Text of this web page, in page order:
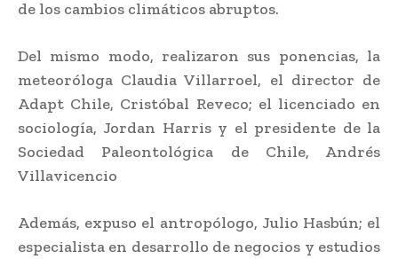
de los cambios climáticos abruptos.
Del mismo modo, realizaron sus ponencias, la
meteoróloga Claudia Villarroel, el director de
Adapt Chile, Cristóbal Reveco; el licenciado en
sociología, Jordan Harris y el presidente de la
Sociedad Paleontológica de Chile, Andrés
Villavicencio
Además, expuso el antropólogo, Julio Hasbún; el
especialista en desarrollo de negocios y estudios